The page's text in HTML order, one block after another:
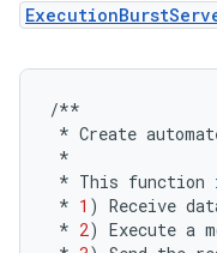
/**
* Create
*
* This function
* 1 ) Receive
* 2) Execute a